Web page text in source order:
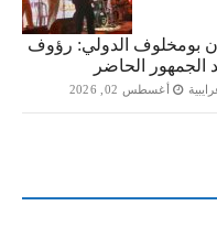
بومخلوف الدولي: رؤوف
الجمهور الحاضر
أغسطس 02, 2026